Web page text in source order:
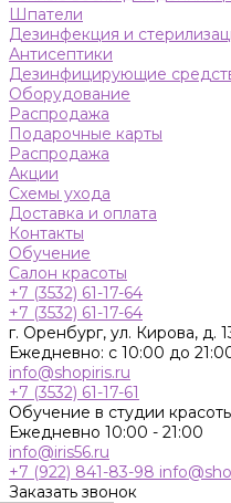
Шпатели
Дезинфекция и
Антисептики
Дезинфицирующие
Оборудование
Распродажа
Подарочные карты
Распродажа
Акции
Схемы ухода
Доставка и оплата
Контакты
Обучение
Салон красоты
+7 (3532) 61-17-64
+7 (3532) 61-17-64
г. Оренбург, ул. Кирова, д.
Ежедневно: с 10:00 до
info@shopiris.ru
+7 (3532) 61-17-61
Обучение в студии
Ежедневно 10:00 - 21:00
info@iris56.ru
+7 (922) 841-83-98
Заказать звонок